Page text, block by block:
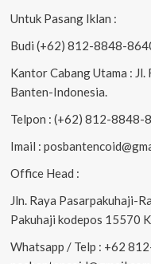
Untuk Pasang Iklan :
Budi (+62) 812-8848-
Kantor Cabang Utama : Jl.
Banten-Indonesia.
Telpon : (+62) 812-8848-
Imail :
Office Head :
Jln. Raya Pasarpakuhaji-
Pakuhaji kodepos 15570
Whatsapp / Telp : +62